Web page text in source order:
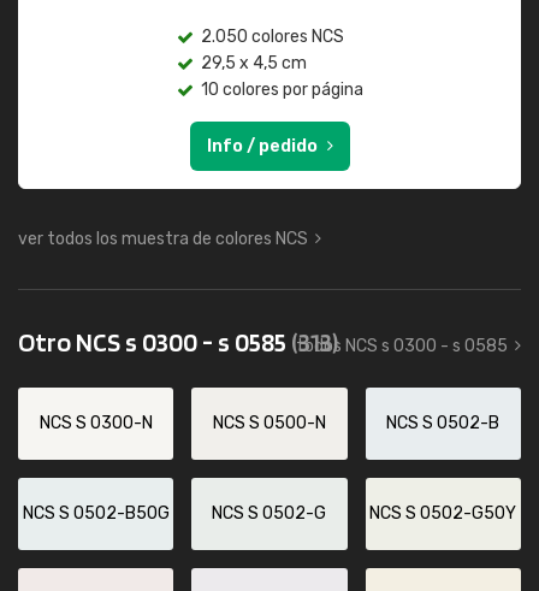
2.050 colores NCS
29,5 x 4,5 cm
10 colores por página
Info / pedido
ver todos los muestra de colores NCS
Otro NCS s 0300 - s 0585 (313)
todos NCS s 0300 - s 0585
NCS S 0300-N NCS S 0500-N NCS S 0502-B
NCS S 0502-B50G NCS S 0502-G NCS S 0502-G50Y